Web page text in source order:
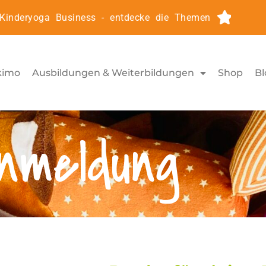
Business - entdecke die Themen
Ausbildungen & Weiterbildungen Shop